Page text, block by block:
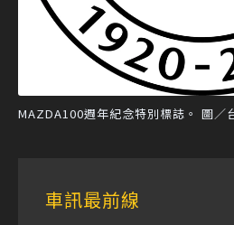
MAZDA100週年紀念特別標誌。 圖／
車訊最前線